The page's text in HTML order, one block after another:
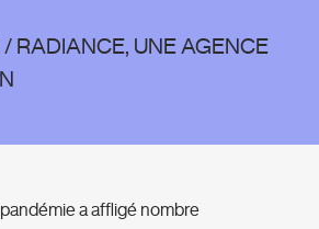
/ RADIANCE, UNE AGENCE
a affligé nombre